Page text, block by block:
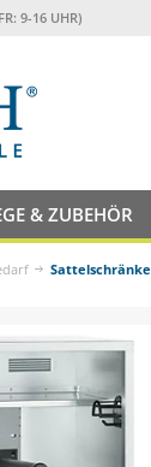
9-16 UHR)
& ZUBEHÖR
Sattelschränke